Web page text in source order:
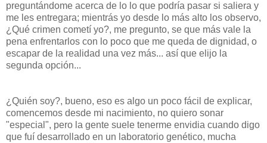
preguntándome acerca de lo lo que podría pasar si saliera y
me les entregara; mientrás yo desde lo más alto los observo,
¿Qué crimen cometí yo?, me pregunto, se que más vale la
pena enfrentarlos con lo poco que me queda de dignidad, o
escapar de la realidad una vez más... así que elijo la
segunda opción...
¿Quién soy?, bueno, eso es algo un poco fácil de explicar,
comencemos desde mi nacimiento, no quiero sonar
"especial", pero la gente suele tenerme envidia cuando digo
que fuí desarrollado en un laboratorio genético, mucha